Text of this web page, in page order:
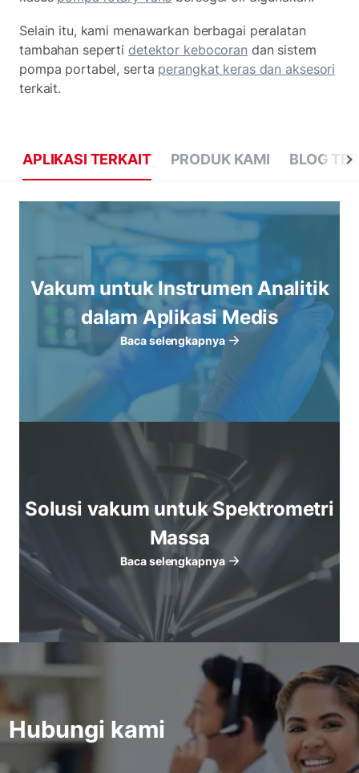
Selain itu, kami menawarkan berbagai peralatan
tambahan sepertidetektor kebocoran dan sistem
pompa portabel, serta perangkat keras dan aksesori
terkait.
APLIKASI TERKAIT PRODUK KAMI BLOG
Vakum untuk Instrumen Analitik
dalam Aplikasi Medis
Baca selengkapnya
Solusi vakum untuk Spektrometri
Massa
Baca selengkapnya
Hubungi kami